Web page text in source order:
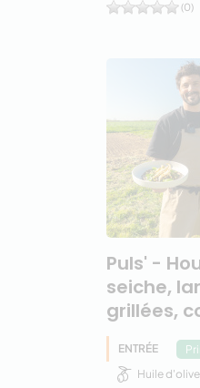
(0)
Puls' -
seiche,
grillées,
ENTRÉE
Huile d'olive